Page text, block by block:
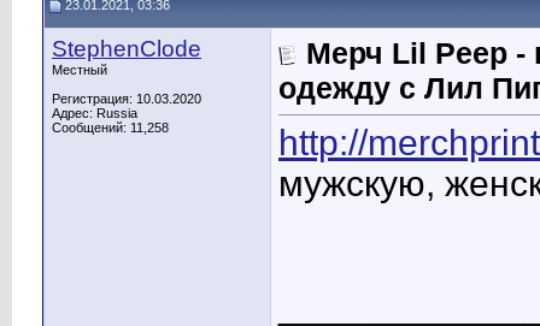
23.01.2021, 03:36
StephenClode
Местный
Регистрация: 10.03.2020
Адрес: Russia
Сообщений: 11,258
Мерч Lil Peep -
одежду с Лил
http://
мужскую,